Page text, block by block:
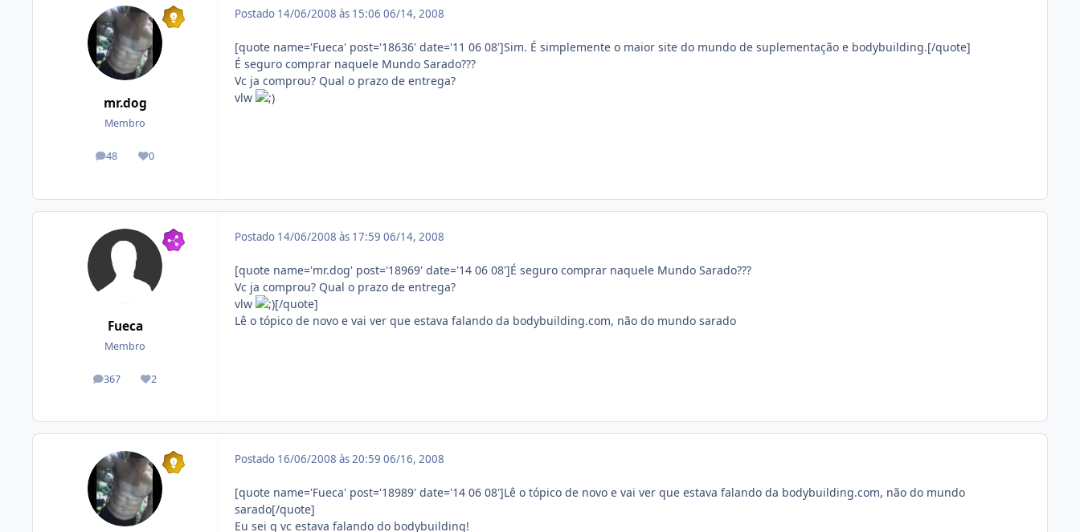
mr.dog
Membro
48
posts 0
Reputação
Postado 14/06/2008 às 15:06 06/14, 2008
[quote name='Fueca' post='18636' date='11 06 08']Sim. É simplemente o maior site do mundo de suplementação e bodybuilding.[/quote]
É seguro comprar naquele Mundo Sarado???
Vc ja comprou? Qual o prazo de entrega?
vlw
Fueca
Membro
367
posts 2
Reputação
Postado 14/06/2008 às 17:59 06/14, 2008
[quote name='mr.dog' post='18969' date='14 06 08']É seguro comprar naquele Mundo Sarado???
Vc ja comprou? Qual o prazo de entrega?
vlw
[/quote]
Lê o tópico de novo e vai ver que estava falando da bodybuilding.com, não do mundo sarado
Postado 16/06/2008 às 20:59 06/16, 2008
[quote name='Fueca' post='18989' date='14 06 08']Lê o tópico de novo e vai ver que estava falando da bodybuilding.com, não do mundo
sarado[/quote]
Eu sei q vc estava falando do bodybuilding!